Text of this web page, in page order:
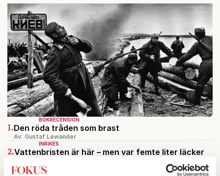
BOKRECENSION
1.Den röda tråden som brast
Av: Gustaf Lewander
INRIKES
2.Vattenbristen är här – men var femte liter läcker
Av: Susanne Gäre